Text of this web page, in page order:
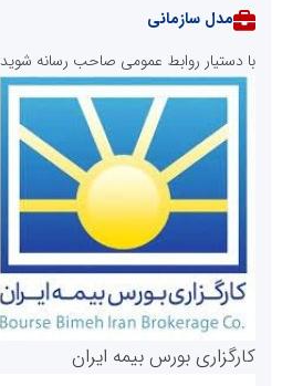
روابط عمومی خبرگزاری گزارش خبر
مدل سازمانی
با دستیار روابط عمومی صاحب رسانه شوید
کارگزاری بورس بیمه ایران